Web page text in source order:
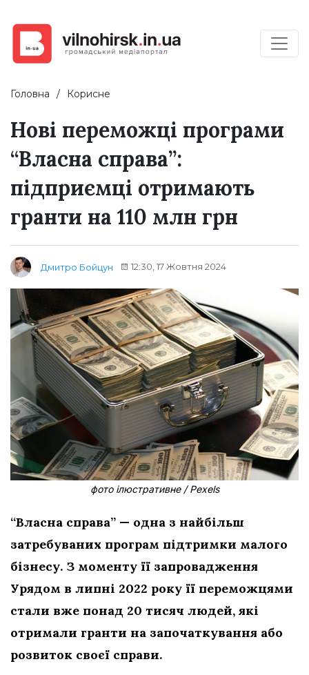
Головна Корисне
Нові переможці програми
“Власна справа”:
підприємці отримають
гранти на 110 млн грн
Дмитро Бойцун 12:30, 17 Жовтня 2024
фото ілюстративне / Pexels
“Власна справа” — одна з найбільш
затребуваних програм підтримки малого
бізнесу. З моменту її запровадження
Урядом в липні 2022 року її переможцями
стали вже понад 20 тисяч людей, які
отримали гранти на започаткування або
розвиток своєї справи.